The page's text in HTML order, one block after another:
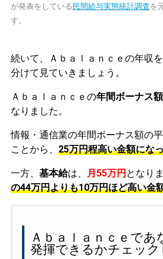
が発表をしている 民間給与実態統計調査を
す。
続いて、Ａｂａｌａｎｃｅの年収
分けて見ていきましょう。
Ａｂａｌａｎｃｅの年間ボーナス額
なりました。
情報・通信業の年間ボーナス額の
ことから、 25万円程高い金額にな
一方、 基本給は、 月55万円 となり
の44万円よりも10万円ほど高い金
Ａｂａｌａｎｃｅであ
発揮できるかチェック